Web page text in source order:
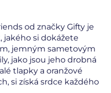
od značky Gifty je
jakého si dokážete
jemným sametovým
jako jsou jeho drobná
tlapky a oranžové
si získá srdce každého